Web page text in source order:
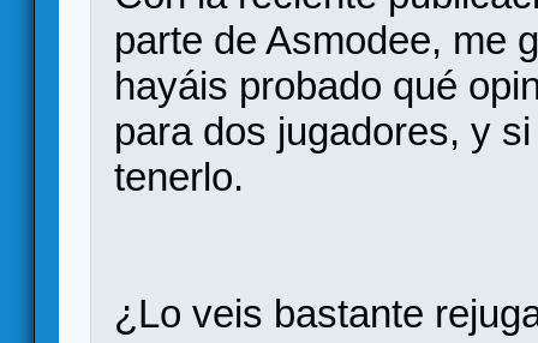
parte de Asmodee, me
hayáis probado qué
para dos jugadores, y
tenerlo.
¿Lo veis bastante